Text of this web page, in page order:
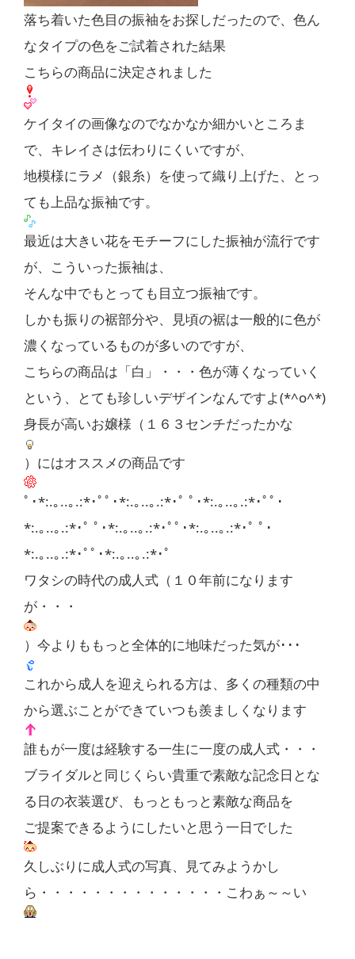
落ち着いた色目の振袖をお探しだったので、色ん
なタイプの色をご試着された結果
こちらの商品に決定されました
ケイタイの画像なのでなかなか細かいところま
で、キレイさは伝わりにくいですが、
地模様にラメ（銀糸）を使って織り上げた、とっ
ても上品な振袖です。
最近は大きい花をモチーフにした振袖が流行です
が、こういった振袖は、
そんな中でもとっても目立つ振袖です。
しかも振りの裾部分や、見頃の裾は一般的に色が
濃くなっているものが多いのですが、
こちらの商品は「白」・・・色が薄くなっていく
という、とても珍しいデザインなんですよ(*^o^*)
身長が高いお嬢様（１６３センチだったかな
）にはオススメの商品です
ﾟ･*:.｡..｡.:*･ﾟﾟ･*:.｡..｡.:*･ﾟ ﾟ･*:.｡..｡.:*･ﾟﾟ･
*:.｡..｡.:*･ﾟ ﾟ･*:.｡..｡.:*･ﾟﾟ･*:.｡..｡.:*･ﾟ ﾟ･
*:.｡..｡.:*･ﾟﾟ･*:.｡..｡.:*･ﾟ
ワタシの時代の成人式（１０年前になります
が・・・
）今よりももっと全体的に地味だった気が･･･
これから成人を迎えられる方は、多くの種類の中
から選ぶことができていつも羨ましくなります
誰もが一度は経験する一生に一度の成人式・・・
ブライダルと同じくらい貴重で素敵な記念日とな
る日の衣装選び、もっともっと素敵な商品を
ご提案できるようにしたいと思う一日でした
久しぶりに成人式の写真、見てみようかし
ら・・・・・・・・・・・・・・こわぁ～～い